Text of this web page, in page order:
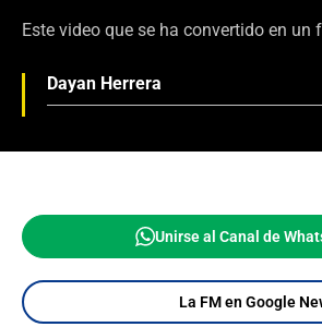
Este video que se ha convertido en un
Dayan Herrera
Unirse al Canal de
La FM en Google